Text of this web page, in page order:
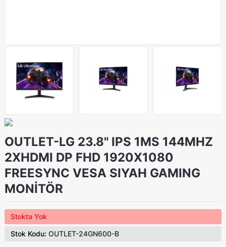
OUTLET-LG 23.8" IPS 1MS 144MHZ
2XHDMI DP FHD 1920X1080
FREESYNC VESA SIYAH GAMING
MONİTÖR
Stokta Yok
Stok Kodu: OUTLET-24GN600-B